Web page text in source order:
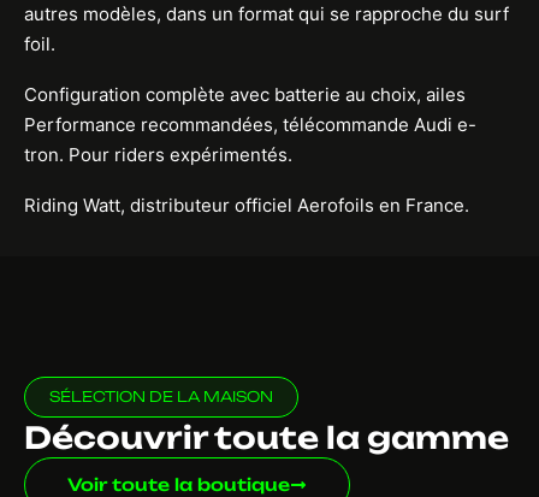
autres modèles, dans un format qui se rapproche du surf
foil.
Configuration complète avec batterie au choix, ailes
Performance recommandées, télécommande Audi e-
tron. Pour riders expérimentés.
Riding Watt, distributeur officiel Aerofoils en France.
SÉLECTION DE LA MAISON
Découvrir toute la gamme
Voir toute la boutique